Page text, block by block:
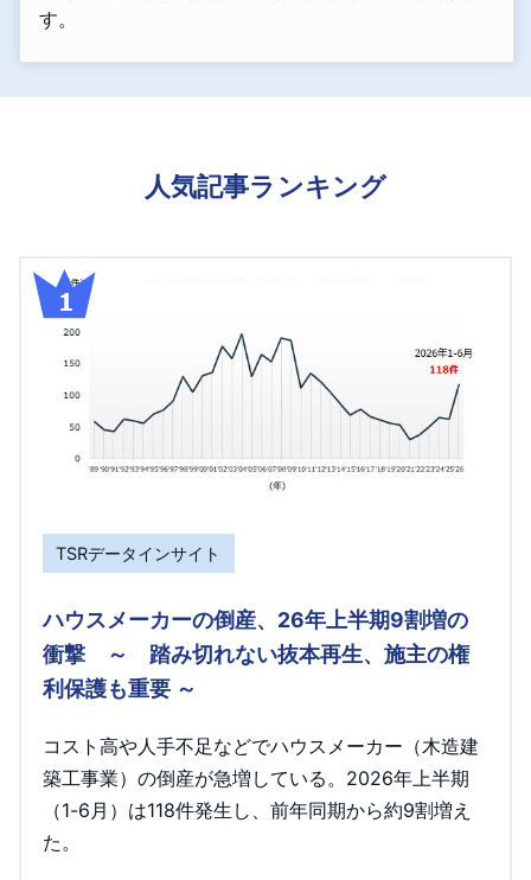
す。
人気記事ランキング
TSRデータインサイト
ハウスメーカーの倒産、26年上半期9割増の
衝撃 ～ 踏み切れない抜本再生、施主の権
利保護も重要 ～
コスト高や人手不足などでハウスメーカー（木造建
築工事業）の倒産が急増している。2026年上半期
（1-6月）は118件発生し、前年同期から約9割増え
た。